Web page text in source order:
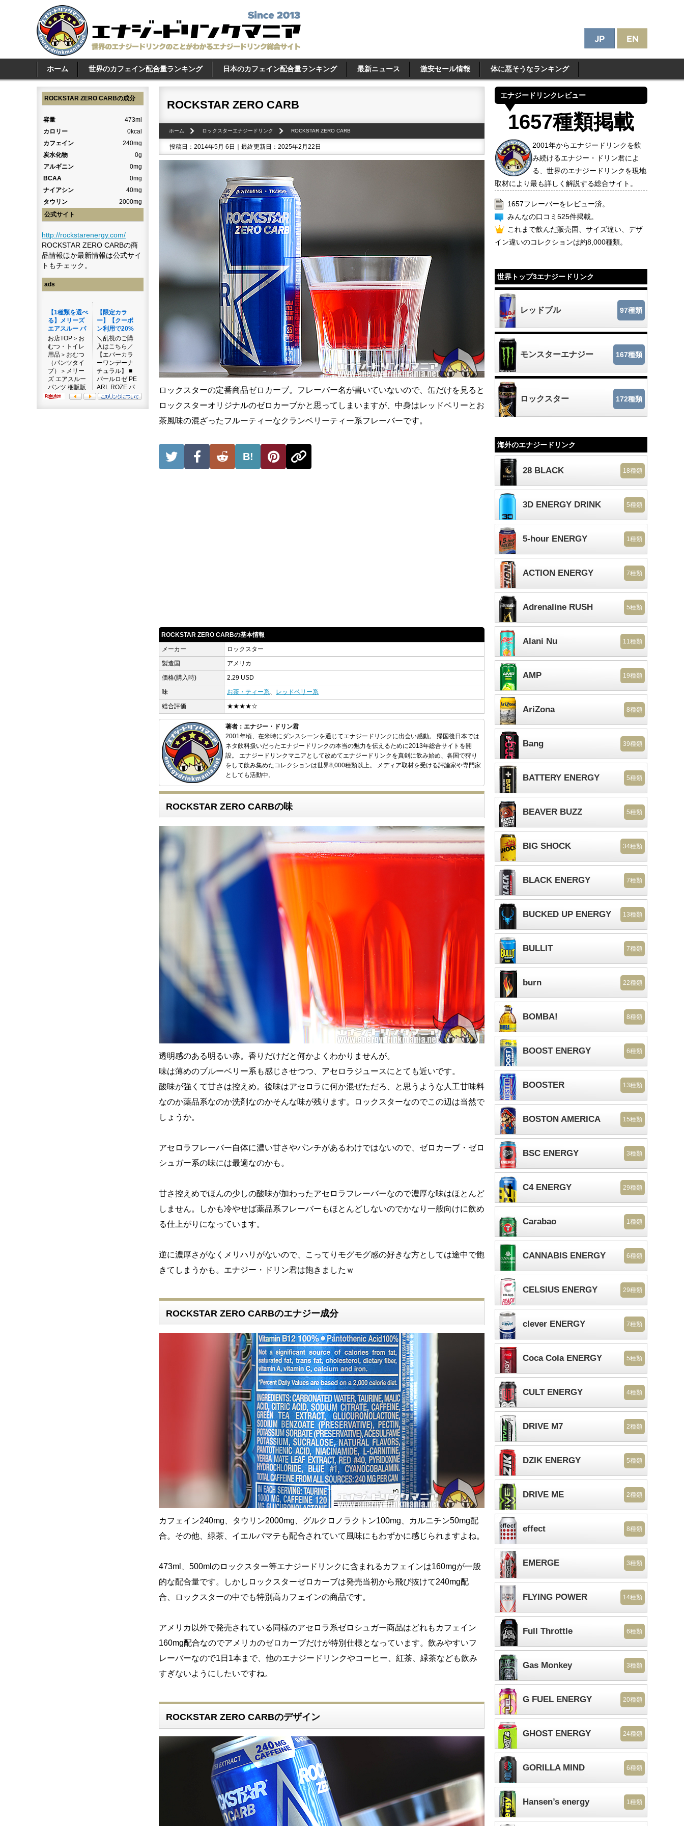
ホーム 世界のカフェイン配合量ランキング 日本のカフェイン配合量ランキング 最新ニュース 激安セール情報 体に悪そうなランキング
ROCKSTAR ZERO CARB
ホーム ロックスターエナジードリンク ROCKSTAR ZERO CARB
投稿日：2014年5月 6日｜最終更新日：2025年2月22日
ロックスターの定番商品ゼロカーブ。フレーバー名が書いていないので、缶だけを見ると
ロックスターオリジナルのゼロカーブかと思ってしまいますが、中身はレッドベリーとお
茶風味の混ざったフルーティーなクランベリーティー系フレーバーです。
B!
ROCKSTAR ZERO CARBの基本情報
メーカー
ロックスター
製造国
アメリカ
価格(購入時)
2.29 USD
味
お茶・ティー系、 レッドベリー系
総合評価
★★★★☆
著者：エナジー・ドリン君
2001年頃、在米時にダンスシーンを通じてエナジードリンクに出会い感動。 帰国後日本では
ネタ飲料扱いだったエナジードリンクの本当の魅力を伝えるために2013年総合サイトを開
設。 エナジードリンクマニアとして改めてエナジードリンクを真剣に飲み始め、各国で狩り
をして飲み集めたコレクションは世界8,000種類以上。 メディア取材を受ける評論家や専門家
としても活動中。
ROCKSTAR ZERO CARBの味
透明感のある明るい赤。香りだけだと何かよくわかりませんが。
味は薄めのブルーベリー系も感じさせつつ、アセロラジュースにとても近いです。
酸味が強くて甘さは控えめ。後味はアセロラに何か混ぜただろ、と思うような人工甘味料
なのか薬品系なのか洗剤なのかそんな味が残ります。ロックスターなのでこの辺は当然で
しょうか。
アセロラフレーバー自体に濃い甘さやパンチがあるわけではないので、ゼロカーブ・ゼロ
シュガー系の味には最適なのかも。
甘さ控えめでほんの少しの酸味が加わったアセロラフレーバーなので濃厚な味はほとんど
しません。しかも冷やせば薬品系フレーバーもほとんどしないのでかなり一般向けに飲め
る仕上がりになっています。
逆に濃厚さがなくメリハリがないので、こってりモグモグ感の好きな方としては途中で飽
きてしまうかも。エナジー・ドリン君は飽きましたｗ
ROCKSTAR ZERO CARBのエナジー成分
カフェイン240mg、タウリン2000mg、グルクロノラクトン100mg、カルニチン50mg配
合。その他、緑茶、イエルバマテも配合されていて風味にもわずかに感じられますよね。
473ml、500mlのロックスター等エナジードリンクに含まれるカフェインは160mgが一般
的な配合量です。しかしロックスターゼロカーブは発売当初から飛び抜けて240mg配
合、ロックスターの中でも特別高カフェインの商品です。
アメリカ以外で発売されている同様のアセロラ系ゼロシュガー商品はどれもカフェイン
160mg配合なのでアメリカのゼロカーブだけが特別仕様となっています。飲みやすいフ
レーバーなので1日1本まで、他のエナジードリンクやコーヒー、紅茶、緑茶なども飲み
すぎないようにしたいですね。
ROCKSTAR ZERO CARBのデザイン
ROCKSTAR ZERO CARBの成分
容量
473ml
カロリー
0kcal
カフェイン
240mg
炭水化物
0g
アルギニン
0mg
BCAA
0mg
ナイアシン
40mg
タウリン
2000mg
公式サイト
http://rockstarenergy.com/
ROCKSTAR ZERO CARBの商
品情報ほか最新情報は公式サイ
トもチェック。
ads
エナジードリンクレビュー
1657種類掲載
2001年からエナジードリンクを飲
み続けるエナジー・ドリン君によ
る、世界のエナジードリンクを現地
取材により最も詳しく解説する総合サイト。
1657フレーバーをレビュー済。
みんなの口コミ525件掲載。
これまで飲んだ販売国、サイズ違い、デザ
イン違いのコレクションは約8,000種類。
世界トップ3エナジードリンク
レッドブル 97種類
モンスターエナジー 167種類
ロックスター 172種類
海外のエナジードリンク
28 BLACK 18種類
3D ENERGY DRINK 5種類
5-hour ENERGY 1種類
ACTION ENERGY 7種類
Adrenaline RUSH 5種類
Alani Nu 11種類
AMP 19種類
AriZona 8種類
Bang 39種類
BATTERY ENERGY 5種類
BEAVER BUZZ 5種類
BIG SHOCK 34種類
BLACK ENERGY 7種類
BUCKED UP ENERGY 13種類
BULLIT 7種類
burn 22種類
BOMBA! 8種類
BOOST ENERGY 6種類
BOOSTER 13種類
BOSTON AMERICA 15種類
BSC ENERGY 3種類
C4 ENERGY 29種類
Carabao 1種類
CANNABIS ENERGY 6種類
CELSIUS ENERGY 29種類
clever ENERGY 7種類
Coca Cola ENERGY 5種類
CULT ENERGY 4種類
DRIVE M7 2種類
DZIK ENERGY 5種類
DRIVE ME 2種類
effect 8種類
EMERGE 3種類
FLYING POWER 14種類
Full Throttle 6種類
Gas Monkey 3種類
G FUEL ENERGY 20種類
GHOST ENERGY 24種類
GORILLA MIND 6種類
Hansen’s energy 1種類